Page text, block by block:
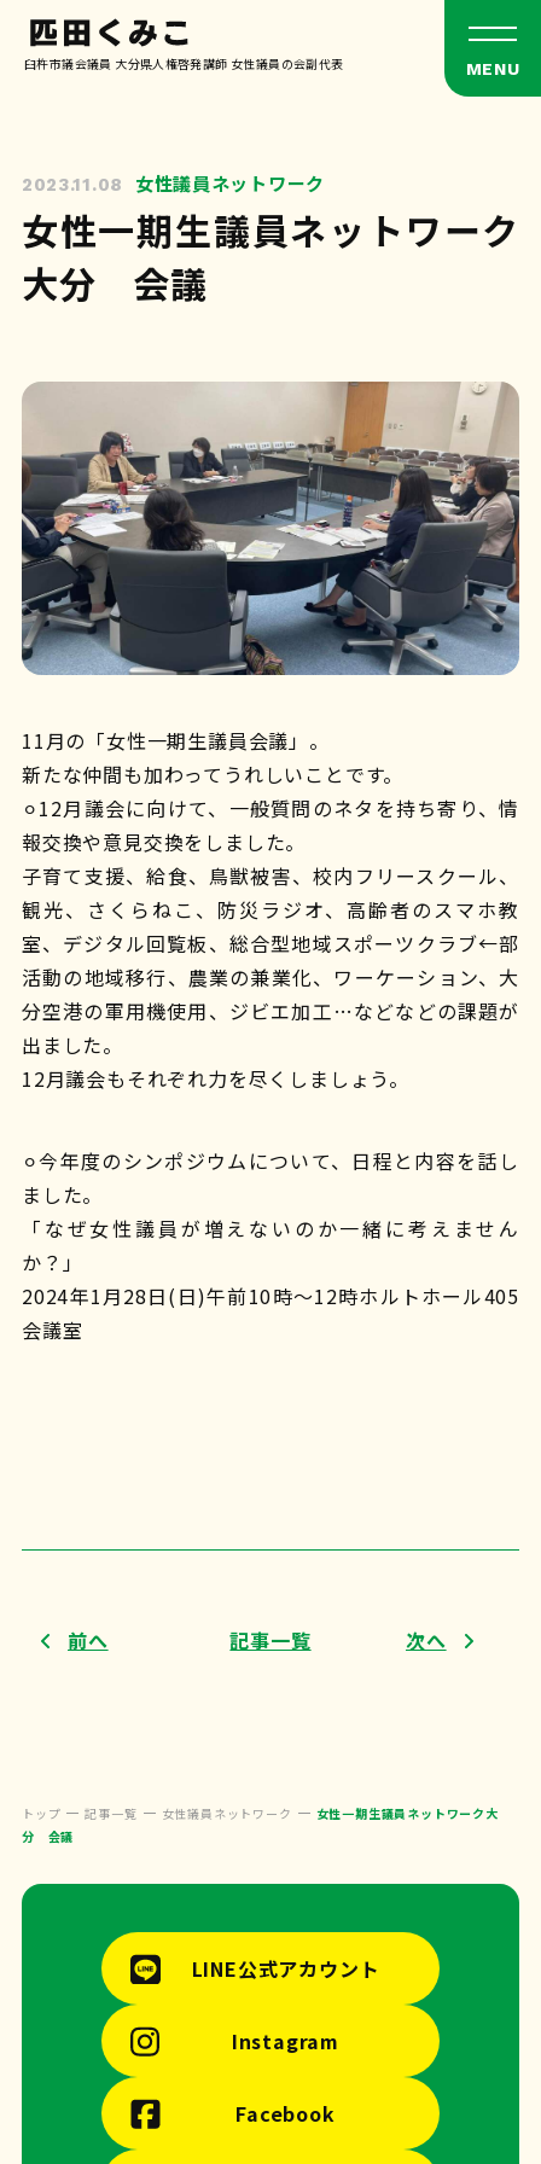
臼杵市議会議員 大分県人権啓発講師 女性議員の会副代表
2023.11.08 女性議員ネットワーク
女性一期生議員ネットワーク
大分 会議
11月の「女性一期生議員会議」。
新たな仲間も加わってうれしいことです。
⚪︎12月議会に向けて、一般質問のネタを持ち寄り、情
報交換や意見交換をしました。
子育て支援、給食、鳥獣被害、校内フリースクール、
観光、さくらねこ、防災ラジオ、高齢者のスマホ教
室、デジタル回覧板、総合型地域スポーツクラブ←部
活動の地域移行、農業の兼業化、ワーケーション、大
分空港の軍用機使用、ジビエ加工…などなどの課題が
出ました。
12月議会もそれぞれ力を尽くしましょう。
⚪︎今年度のシンポジウムについて、日程と内容を話し
ました。
「なぜ女性議員が増えないのか一緒に考えません
か？」
2024年1月28日(日)午前10時〜12時ホルトホール405
会議室
前へ 記事一覧 次へ
トップ 記事一覧 女性議員ネットワーク
女性一期生議員ネットワーク大
分 会議
LINE公式アカウント
Instagram
Facebook